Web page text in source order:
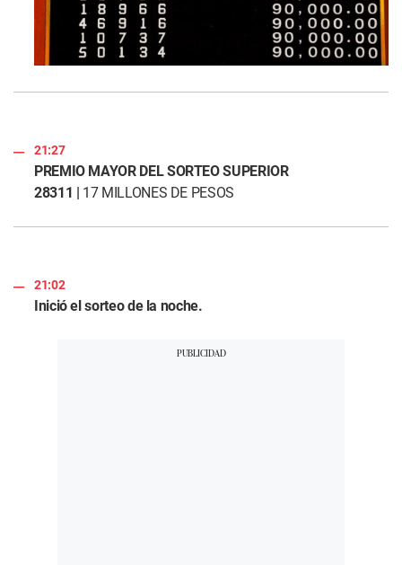
21:27
PREMIO MAYOR DEL SORTEO SUPERIOR
28311 | 17 MILLONES DE PESOS
21:02
Inició el sorteo de la noche.